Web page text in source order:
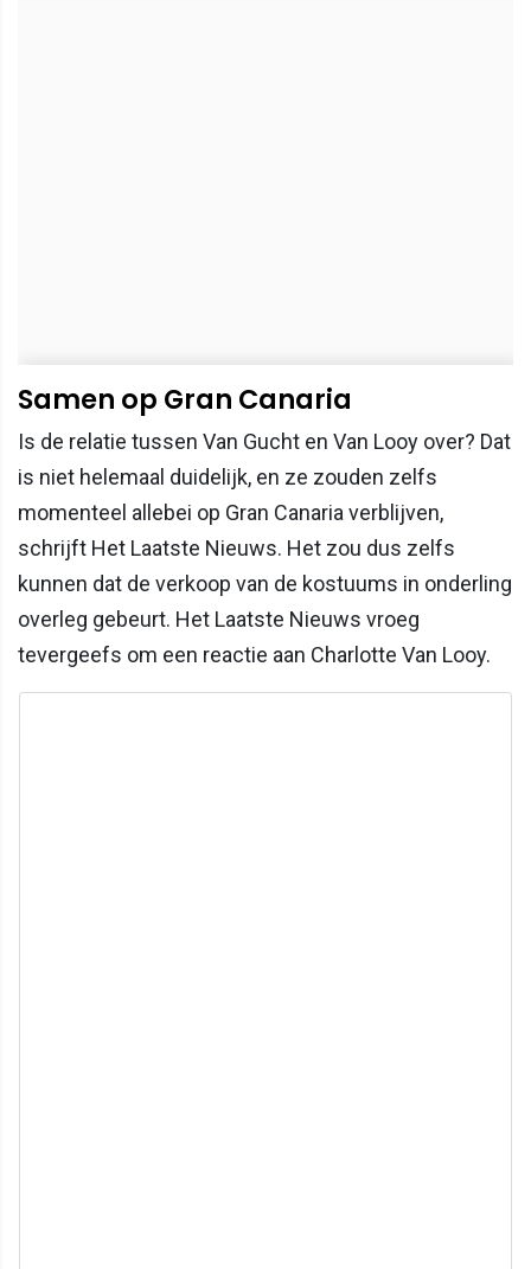
Samen op Gran Canaria
Is de relatie tussen Van Gucht en Van Looy over? Dat
is niet helemaal duidelijk, en ze zouden zelfs
momenteel allebei op Gran Canaria verblijven,
schrijft Het Laatste Nieuws. Het zou dus zelfs
kunnen dat de verkoop van de kostuums in onderling
overleg gebeurt. Het Laatste Nieuws vroeg
tevergeefs om een reactie aan Charlotte Van Looy.